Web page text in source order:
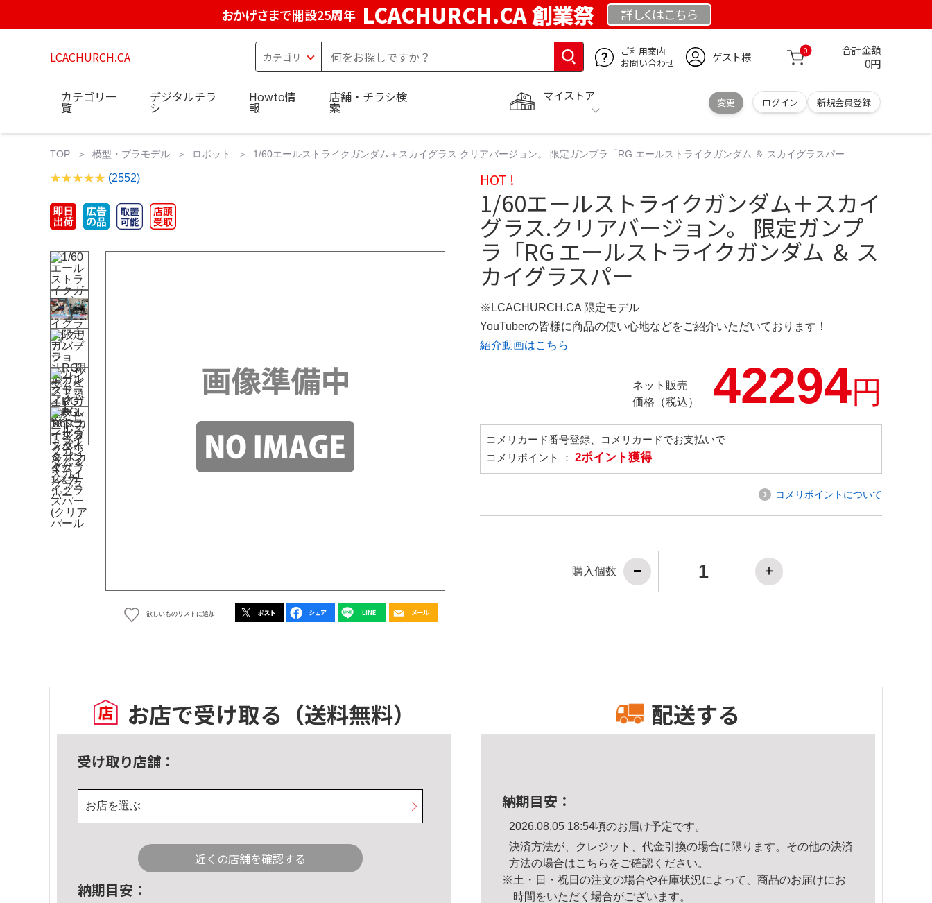
おかげさまで開設25周年 LCACHURCH.CA 創業祭 詳しくはこちら
LCACHURCH.CA
ご利用案内
お問い合わせ
ゲスト様 0 合計金額
0円
マイストア
変更 ログイン 新規会員登録
カテゴリ一
覧
デジタルチラ
シ
Howto情
報
店舗・チラシ検
索
TOP 模型・プラモデル ロボット 1/60エールストライクガンダム＋スカイグラス.クリアバージョン。 限定ガンプラ「RG エールストライクガンダム ＆ スカイグラスパー
(2552)
欲しいものリストに追加
HOT !
1/60エールストライクガンダム＋スカイ
グラス.クリアバージョン。 限定ガンプ
ラ「RG エールストライクガンダム ＆ ス
カイグラスパー
※LCACHURCH.CA 限定モデル
YouTuberの皆様に商品の使い心地などをご紹介いただいております！
紹介動画はこちら
ネット販売
価格（税込）
42294円
コメリカード番号登録、コメリカードでお支払いで
コメリポイント ： 2ポイント獲得
コメリポイントについて
購入個数
お店で受け取る （送料無料）
受け取り店舗：
お店を選ぶ
近くの店舗を確認する
納期目安：
配送する
納期目安：
2026.08.05 18:54頃のお届け予定です。
決済方法が、クレジット、代金引換の場合に限ります。その他の決済
方法の場合はこちら をご確認ください。
※土・日・祝日の注文の場合や在庫状況によって、商品のお届けにお
時間をいただく場合がございます。